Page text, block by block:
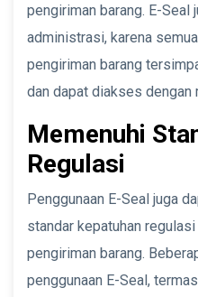
pengiriman barang. E-Seal
administrasi, karena
pengiriman barang
dan dapat diakses dengan
Memenuhi
Regulasi
Penggunaan E-Seal juga
standar kepatuhan
pengiriman barang.
penggunaan E-Seal,